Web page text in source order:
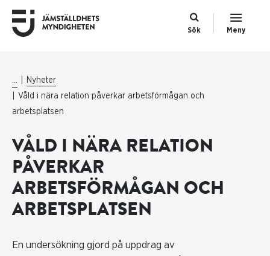
Sök Meny
...
Nyheter
Våld i nära relation påverkar arbetsförmågan och
arbetsplatsen
VÅLD I NÄRA RELATION
PÅVERKAR
ARBETSFÖRMÅGAN OCH
ARBETSPLATSEN
En undersökning gjord på uppdrag av